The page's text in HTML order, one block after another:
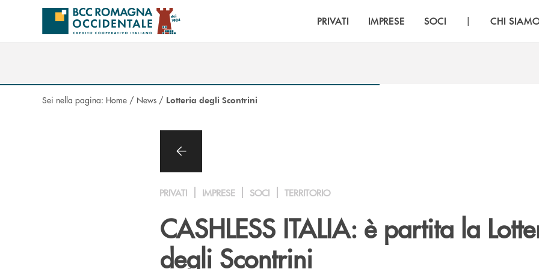
Salta al contenuto principale
PRIVATI IMPRESE SOCI | CHI
Sei nella pagina: Home / News / Lotteria degli Scontrini
PRIVATI IMPRESE SOCI TERRITORIO
CASHLESS ITALIA: è partita la
degli Scontrini